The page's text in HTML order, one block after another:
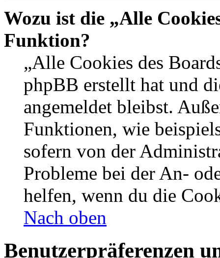
Wozu ist die „Alle
Funktion?
„Alle Cookies des
phpBB erstellt hat und
angemeldet bleibst.
Funktionen, wie
sofern von der
Probleme bei der An-
helfen, wenn du die
Nach oben
Benutzerpräferenzen